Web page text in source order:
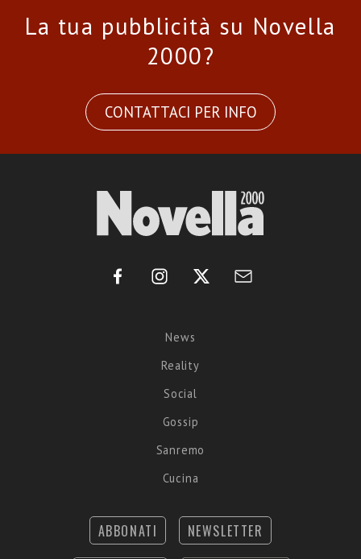
La tua pubblicità su Novella
2000?
CONTATTACI PER INFO
News
Reality
Social
Gossip
Sanremo
Cucina
ABBONATI NEWSLETTER